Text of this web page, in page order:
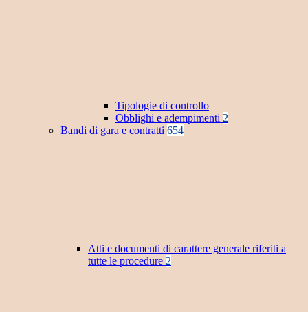
Tipologie di controllo
Obblighi e adempimenti 2
Bandi di gara e contratti 654
Atti e documenti di carattere generale riferiti a
tutte le procedure 2